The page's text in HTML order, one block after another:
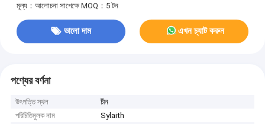
মূল্য：আলোচনা সাপেক্ষে MOQ：5 টন
ভালো দাম এখন চ্যাট করুন
পণ্যের বর্ণনা
উৎপত্তি স্থল
চীন
পরিচিতিমুলক নাম
Sylaith